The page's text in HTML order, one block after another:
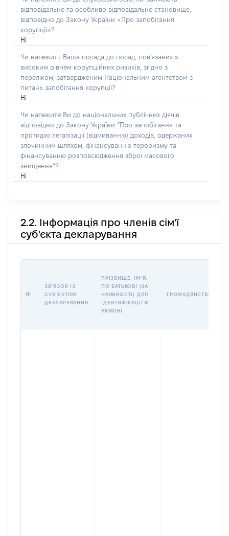
відповідальне та особливо відповідальне становище,
відповідно до Закону України «Про запобігання
корупції»?
Ні
Чи належить Ваша посада до посад, пов'язаних з
високим рівнем корупційних ризиків, згідно з
переліком, затвердженим Національним агентством з
питань запобігання корупції?
Ні
Чи належите Ви до національних публічних діячів
відповідно до Закону України “Про запобігання та
протидію легалізації (відмиванню) доходів, одержаних
злочинним шляхом, фінансуванню тероризму та
фінансуванню розповсюдження зброї масового
знищення”?
Ні
2.2. Інформація про членів сім'ї
суб'єкта декларування
№
ЗВʼЯЗОК ІЗ
СУБʼЄКТОМ
ДЕКЛАРУВАННЯ
ПРІЗВИЩЕ, ІМʼЯ,
ПО БАТЬКОВІ (ЗА
НАЯВНОСТІ) ДЛЯ
ІДЕНТИФІКАЦІЇ В
УКРАЇНІ
ГРОМАДЯНСТВО